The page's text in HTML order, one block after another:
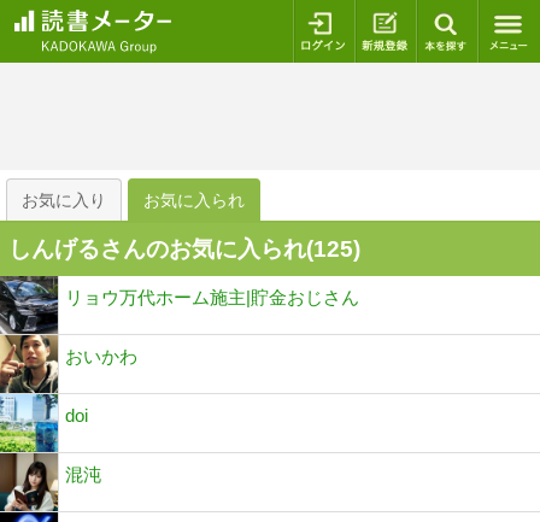
ログイン 新規登録
お気に入り お気に入られ
しんげるさんのお気に入られ(125)
リョウ万代ホーム施主|貯金おじさん
おいかわ
doi
混沌